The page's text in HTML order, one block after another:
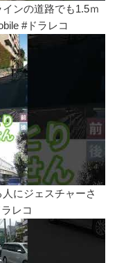
ンの道路でも1.5ｍ
#ドラレコ
にジェスチャーさ
レコ